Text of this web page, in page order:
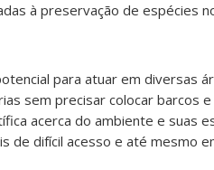
à preservação de espécies
para atuar em diversas
sem precisar colocar barcos
acerca do ambiente e suas
de difícil acesso e até mesmo